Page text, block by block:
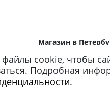
Магазин в
+7 812 40-727-60
191024, г. Санкт-
ул. Миргородская,
вход с ул.
cookie, чтобы
Подробная
.